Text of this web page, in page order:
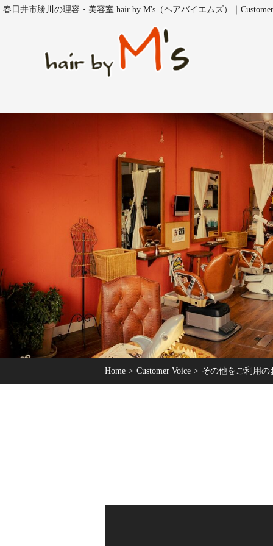
春日井市勝川の理容・美容室 hair by M's（ヘアバイエムズ）｜
Home Customer Voice その他をご利用の